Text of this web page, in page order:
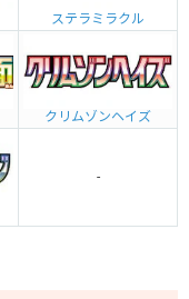
ステラミラクル
クリムゾンヘイズ
-